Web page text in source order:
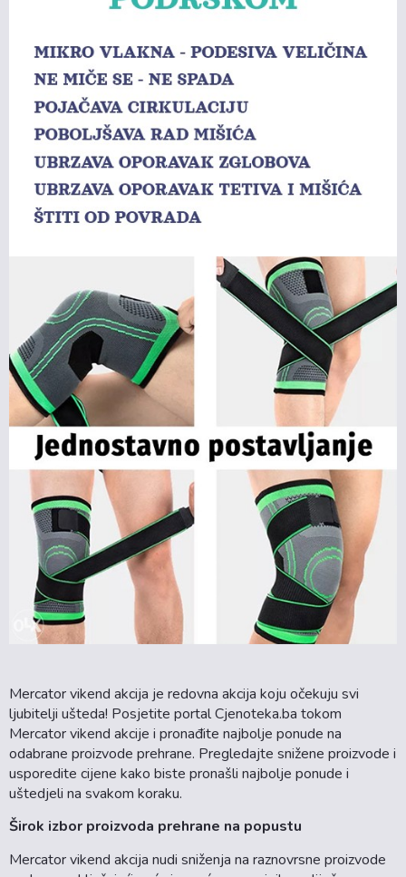
Mercator vikend akcija je redovna akcija koju očekuju svi
ljubitelji ušteda! Posjetite portal Cjenoteka.ba tokom
Mercator vikend akcije i pronađite najbolje ponude na
odabrane proizvode prehrane. Pregledajte snižene proizvode i
usporedite cijene kako biste pronašli najbolje ponude i
uštedjeli na svakom koraku.
Širok izbor proizvoda prehrane na popustu
Mercator vikend akcija nudi sniženja na raznovrsne proizvode